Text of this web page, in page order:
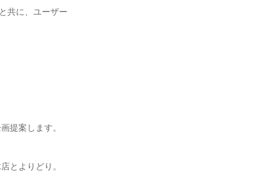
共に、ユーザー
提案します。
とよりどり。